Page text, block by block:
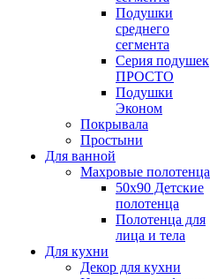
Подушки
среднего
сегмента
Серия подушек
ПРОСТО
Подушки
Эконом
Покрывала
Простыни
Для ванной
Махровые полотенца
50х90 Детские
полотенца
Полотенца для
лица и тела
Для кухни
Декор для кухни